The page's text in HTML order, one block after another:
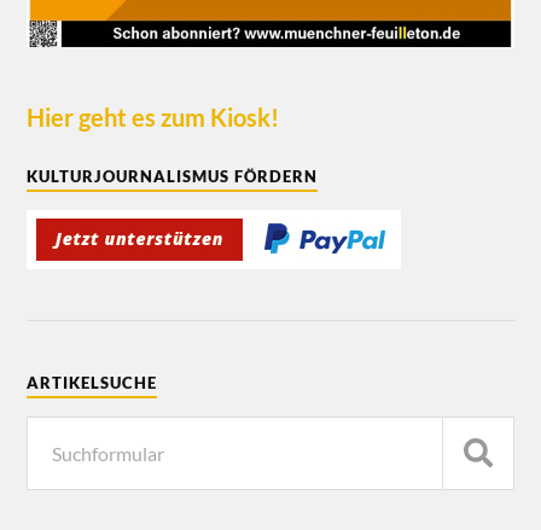
Hier geht es zum Kiosk!
KULTURJOURNALISMUS FÖRDERN
ARTIKELSUCHE